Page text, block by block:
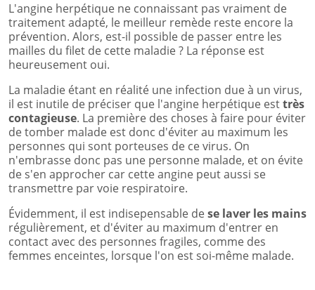
L'angine herpétique ne connaissant pas vraiment de
traitement adapté, le meilleur remède reste encore la
prévention. Alors, est-il possible de passer entre les
mailles du filet de cette maladie ? La réponse est
heureusement oui.
La maladie étant en réalité une infection due à un virus,
il est inutile de préciser que l'angine herpétique esttrès
contagieuse. La première des choses à faire pour éviter
de tomber malade est donc d'éviter au maximum les
personnes qui sont porteuses de ce virus. On
n'embrasse donc pas une personne malade, et on évite
de s'en approcher car cette angine peut aussi se
transmettre par voie respiratoire.
Évidemment, il est indisepensable dese laver les mains
régulièrement, et d'éviter au maximum d'entrer en
contact avec des personnes fragiles, comme des
femmes enceintes, lorsque l'on est soi-même malade.